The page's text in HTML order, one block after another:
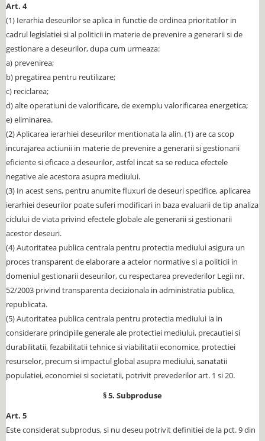
Art. 4
(1) Ierarhia deseurilor se aplica in functie de ordinea prioritatilor in
cadrul legislatiei si al politicii in materie de prevenire a generarii si de
gestionare a deseurilor, dupa cum urmeaza:
a) prevenirea;
b) pregatirea pentru reutilizare;
c) reciclarea;
d) alte operatiuni de valorificare, de exemplu valorificarea energetica;
e) eliminarea.
(2) Aplicarea ierarhiei deseurilor mentionata la alin. (1) are ca scop
incurajarea actiunii in materie de prevenire a generarii si gestionarii
eficiente si eficace a deseurilor, astfel incat sa se reduca efectele
negative ale acestora asupra mediului.
(3) In acest sens, pentru anumite fluxuri de deseuri specifice, aplicarea
ierarhiei deseurilor poate suferi modificari in baza evaluarii de tip analiza
ciclului de viata privind efectele globale ale generarii si gestionarii
acestor deseuri.
(4) Autoritatea publica centrala pentru protectia mediului asigura un
proces transparent de elaborare a actelor normative si a politicii in
domeniul gestionarii deseurilor, cu respectarea prevederilor Legii nr.
52/2003 privind transparenta decizionala in administratia publica,
republicata.
(5) Autoritatea publica centrala pentru protectia mediului ia in
considerare principiile generale ale protectiei mediului, precautiei si
durabilitatii, fezabilitatii tehnice si viabilitatii economice, protectiei
resurselor, precum si impactul global asupra mediului, sanatatii
populatiei, economiei si societatii, potrivit prevederilor art. 1 si 20.
§ 5. Subproduse
Art. 5
Este considerat subprodus, si nu deseu potrivit definitiei de la pct. 9 din